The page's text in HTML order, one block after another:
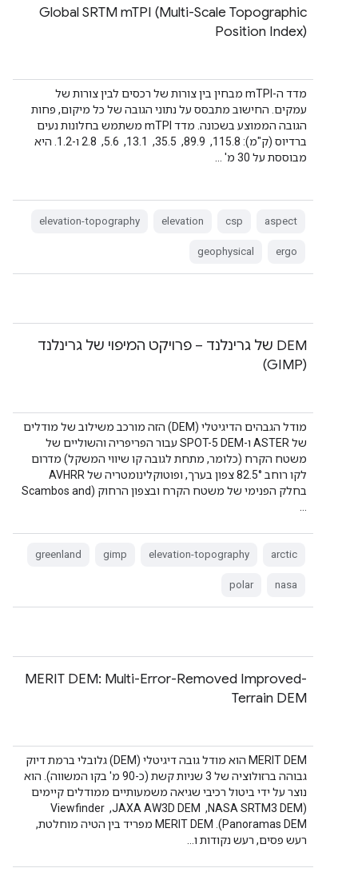
Global SRTM mTPI (Multi-Scale Topographic
Position Index)
מדד ה-mTPI מבחין בין צורות של רכסים לבין צורות של
עמקים. החישוב מתבסס על נתוני הגובה של כל מיקום, פחות
הגובה הממוצע בשכונה. מדד mTPI משתמש בחלונות נעים
ברדיוס (ק"מ): 115.8, ‏ 89.9, ‏ 35.5, ‏ 13.1, ‏ 5.6, ‏ 2.8 ו-1.2. היא
מבוססת על 30 מ' …
aspect
csp
elevation
elevation-topography
ergo
geophysical
‫DEM של גרינלנד – פרויקט המיפוי של גרינלנד
(GIMP)
מודל הגבהים הדיגיטלי (DEM) הזה מורכב משילוב של מודלים
של ASTER ו-SPOT-5 DEM עבור הפריפריה והשוליים של
משטח הקרח (כלומר, מתחת לגובה קו שיווי המשקל) מדרום
לקו רוחב 82.5° צפון בערך, ופוטוקלינומטריה של AVHRR
בחלק הפנימי של משטח הקרח ובצפון הרחוק (Scambos and
arctic
elevation-topography
gimp
greenland
nasa
polar
MERIT DEM: Multi-Error-Removed Improved-
Terrain DEM
‫MERIT DEM הוא מודל גובה דיגיטלי (DEM) גלובלי ברמת דיוק
גבוהה ברזולוציה של 3 שניות קשת (כ-90 מ' בקו המשווה). הוא
נוצר על ידי ביטול רכיבי שגיאה משמעותיים ממודלים קיימים
(NASA SRTM3 DEM, ‏ JAXA AW3D DEM, ‏ Viewfinder
Panoramas DEM). ‫MERIT DEM מפריד בין הטיה מוחלטת,
רעש פסים, רעש נקודות ו…